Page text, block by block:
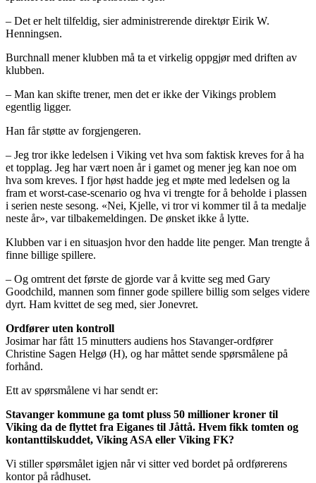
– Det er helt tilfeldig, sier administrerende direktør Eirik W.
Henningsen.
Burchnall mener klubben må ta et virkelig oppgjør med driften av
klubben.
– Man kan skifte trener, men det er ikke der Vikings problem
egentlig ligger.
Han får støtte av forgjengeren.
– Jeg tror ikke ledelsen i Viking vet hva som faktisk kreves for å ha
et topplag. Jeg har vært noen år i gamet og mener jeg kan noe om
hva som kreves. I fjor høst hadde jeg et møte med ledelsen og la
fram et worst-case-scenario og hva vi trengte for å beholde i plassen
i serien neste sesong. «Nei, Kjelle, vi tror vi kommer til å ta medalje
neste år», var tilbakemeldingen. De ønsket ikke å lytte.
Klubben var i en situasjon hvor den hadde lite penger. Man trengte å
finne billige spillere.
– Og omtrent det første de gjorde var å kvitte seg med Gary
Goodchild, mannen som finner gode spillere billig som selges videre
dyrt. Ham kvittet de seg med, sier Jonevret.
Ordfører uten kontroll
Josimar har fått 15 minutters audiens hos Stavanger-ordfører
Christine Sagen Helgø (H), og har måttet sende spørsmålene på
forhånd.
Ett av spørsmålene vi har sendt er:
Stavanger kommune ga tomt pluss 50 millioner kroner til
Viking da de flyttet fra Eiganes til Jåttå. Hvem fikk tomten og
kontanttilskuddet, Viking ASA eller Viking FK?
Vi stiller spørsmålet igjen når vi sitter ved bordet på ordførerens
kontor på rådhuset.